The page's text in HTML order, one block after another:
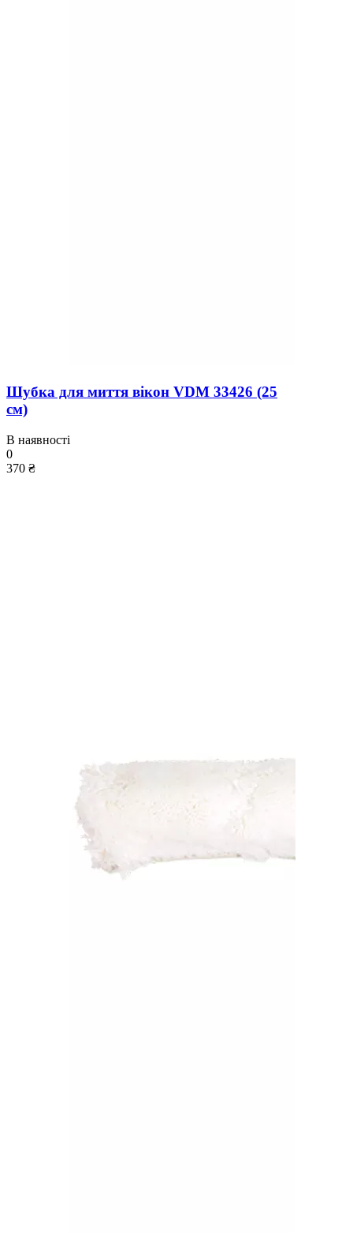
Шубка для миття вікон VDM 33426 (25
см)
В наявності
0
370 ₴